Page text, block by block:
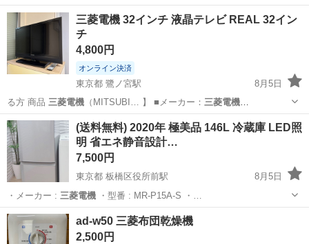
埼玉 三郷市 新三郷駅 映像プレーヤー、レコーダー
三菱電機 32インチ 液晶テレビ REAL 32イン
チ
4,800円
オンライン決済
東京都 鷺ノ宮駅
8月5日
る方 商品 三菱電機（MITSUBI… 】 ■メーカー： 三菱電機
（MITSUBI…
東京 中野区 鷺ノ宮駅 テレビ
(送料無料) 2020年 極美品 146L 冷蔵庫 LED照
明 省エネ静音設計…
7,500円
東京都 板橋区役所前駅
8月5日
・メーカー : 三菱電機・型番 : MR-P15A-S ・…
東京 板橋区 板橋区役所前駅 キッチン家電
ad-w50 三菱布団乾燥機
2,500円